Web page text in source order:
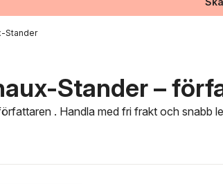
Stander
Stander –
. Handla med fri frakt och snabb